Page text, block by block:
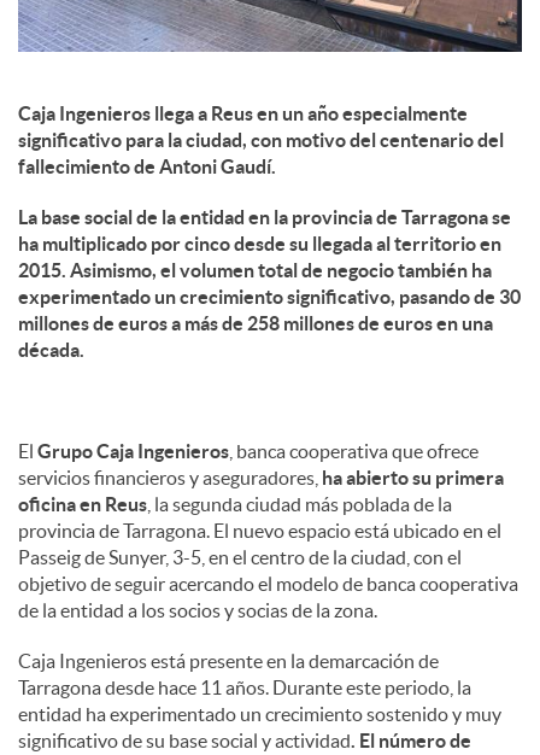
Caja Ingenieros llega a Reus en un año especialmente
significativo para la ciudad, con motivo del centenario del
fallecimiento de Antoni Gaudí.
La base social de la entidad en la provincia de Tarragona se
ha multiplicado por cinco desde su llegada al territorio en
2015. Asimismo, el volumen total de negocio también ha
experimentado un crecimiento significativo, pasando de 30
millones de euros a más de 258 millones de euros en una
década.
El Grupo Caja Ingenieros , banca cooperativa que ofrece
servicios financieros y aseguradores, ha abierto su primera
oficina en Reus , la segunda ciudad más poblada de la
provincia de Tarragona. El nuevo espacio está ubicado en el
Passeig de Sunyer, 3-5, en el centro de la ciudad, con el
objetivo de seguir acercando el modelo de banca cooperativa
de la entidad a los socios y socias de la zona.
Caja Ingenieros está presente en la demarcación de
Tarragona desde hace 11 años. Durante este periodo, la
entidad ha experimentado un crecimiento sostenido y muy
significativo de su base social y actividad. El número de